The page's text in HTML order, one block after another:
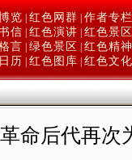
览 红色网群 作者专栏
信 红色演讲 红色景区
言 绿色景区
红色精神
历 红色图库 红色文化
命后代再次